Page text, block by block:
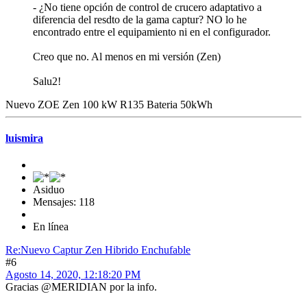
- ¿No tiene opción de control de crucero adaptativo a
diferencia del resdto de la gama captur? NO lo he
encontrado entre el equipamiento ni en el configurador.
Creo que no. Al menos en mi versión (Zen)
Salu2!
Nuevo ZOE Zen 100 kW R135 Bateria 50kWh
luismira
Asiduo
Mensajes: 118
En línea
Re:Nuevo Captur Zen Hibrido Enchufable
#6
Agosto 14, 2020, 12:18:20 PM
Gracias @MERIDIAN por la info.